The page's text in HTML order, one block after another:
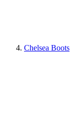
Chelsea Boots